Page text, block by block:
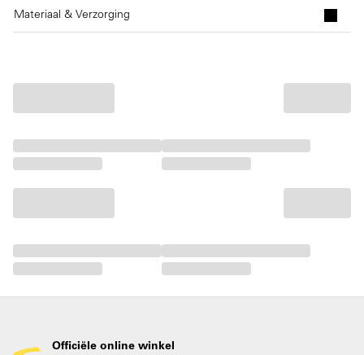
Materiaal & Verzorging
Officiële online winkel